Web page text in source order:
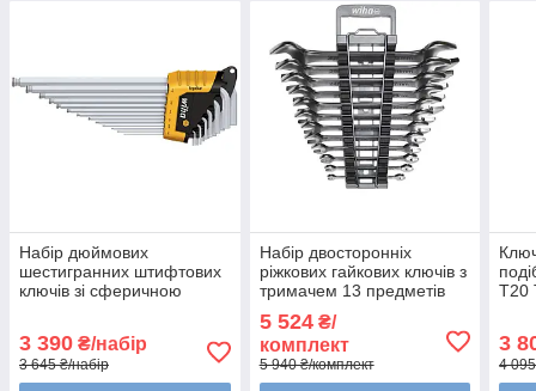
Набір дюймових
шестигранних штифтових
ключів зі сферичною
3 390 ₴/набір
3 645 ₴/набір
Набір двосторонніх
ріжкових гайкових ключів з
тримачем 13 предметів
5 524₴/
комплект
5 940 ₴/комплект
T20
3
4